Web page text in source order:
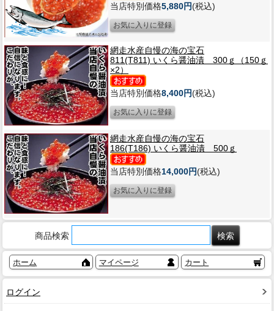
当店特別価格5,880円(税込)
網走水産自慢の海の宝石
811(T811) いくら醤油漬 300ｇ（150ｇ
×2）
当店特別価格8,400円(税込)
網走水産自慢の海の宝石
186(T186) いくら醤油漬 500ｇ
当店特別価格14,000円(税込)
商品検索
ホーム マイページ カート
ログイン